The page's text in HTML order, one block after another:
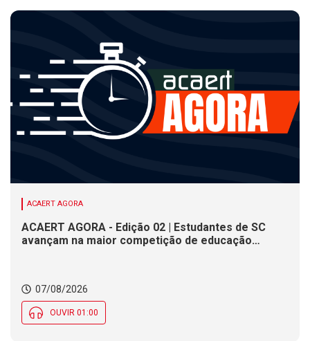
ACAERT AGORA
ACAERT AGORA - Edição 02 | Estudantes de SC
avançam na maior competição de educação
Social nesta sexta (7)
07/08/2026
OUVIR 01:00